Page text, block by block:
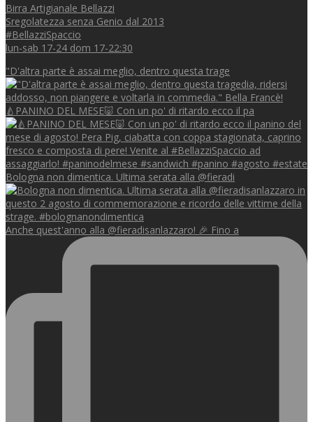
Birra Artigianale Bellazzi
Sregolatezza senza Genio dal 2013
#BellazziSpaccio
lun-sab 17-24 dom 17-22:30
"D'altra parte è assai meglio, dentro questa trage
🍐PANINO DEL MESE🐷 Con un po' di ritardo ecco il pa
Bologna non dimentica. Ultima serata alla @fieradi
Anche quest'anno alla @fieradisanlazzaro! 🎉 Fino a